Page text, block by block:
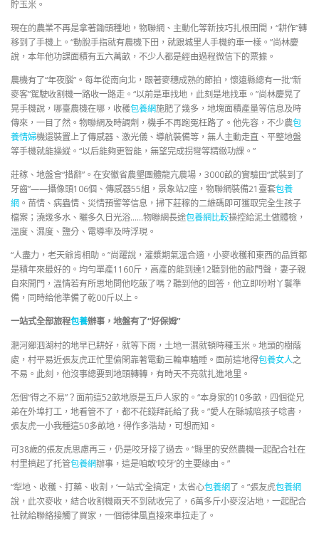
貯玉米。
現在的農業不再是拿著鋤頭種地，物聯網、主動化等新技巧扎根田間，“耕作”轉
移到了手機上。“動脫手指就有農機下田，就跟城里人手機約車一樣。”尚林慶
說，本年他功課面積有五六萬畝，不少人都是經由過程微信下的票據。
農機有了“年夜腦”。每年從南向北，跟著麥穗成熟的節拍，懷遠縣總有一批“新
麥客”駕駛收割機一路收一路走。“以前是車找地，此刻是地找車。”尚林慶晃了
晃手機說，哪臺農機在哪，收穫包養網施肥了幾多，地塊面積產量等信息及時
傳來，一目了然。物聯網及時調劑，機手不再跑冤枉路了。他先容，不少農包
養情婦機還裝置上了傳感器、激光儀、導航裝備等，無人主動走直、平整地盤
等手機就能操縱。“以后能夠更智能，無望完成拐彎等精緻功課。”
莊稼、地盤會“措辭”。在安徽省農墾團體龍亢農場，3000畝的實驗田“武裝到了
牙齒”——攝像頭106個、傳感器55組，景象站2座，物聯網裝備21臺套包養
網 。苗情、病蟲情、災情預警等信息，掃下莊稼的二維碼即可獲取完全生孩子
檔案；澆幾多水、曬多久日光浴……物聯網長途包養網比較操控給泥土做體檢，
溫度、濕度、鹽分、電導率及時浮現。
“人盡力，老天爺肯相助。”尚躍說，灌漿期氣溫合適，小麥收穫和東西的品質都
是積年來最好的。均勻單產1160斤，高產的能到達12聽到他的敲門聲，妻子親
自來開門，溫情若有所思地問他吃飯了嗎？聽到他的回答，他立即吩咐丫鬟準
備，同時給他準備了乾00斤以上。
一站式全部旅程包養辦事，地盤有了“好保姆”
淝河鄉泗湖村的地早已耕好，就等下雨，土地一濕就頓時種玉米。地頭的樹蔭
處，村平易近張友虎正忙里偷閑靠著電動三輪車瞌睡。面前這地得包養女人之
不易。此刻，他沒事總要到地頭轉轉，有時天不亮就扎進地里。
怎個“得之不易”？面前這52畝地原是五戶人家的。“本身家的10多畝，四個從兄
弟在外埠打工，地看管不了，都不花錢拜託給了我。”愛人在縣城陪孩子唸書，
張友虎一小我種這50多畝地，得作多浩劫，可想而知。
可38歲的張友虎思慮再三，仍是咬牙接了過去。“縣里的安然農機一起配合社在
村里搞起了托管包養網辦事，這是咱敢‘咬牙’的主要緣由。”
“犁地、收穫、打藥、收割，‘一站式’全搞定，太省心包養網了。”張友虎包養網
說，此次麥收，結合收割機兩天不到就收完了，6萬多斤小麥沒沾地，一起配合
社就給聯絡接觸了買家，一個德律風直接來車拉走了。